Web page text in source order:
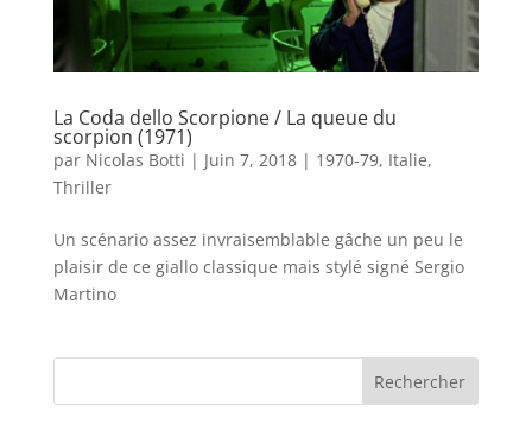
La Coda dello Scorpione / La queue du
scorpion (1971)
par Nicolas Botti | Juin 7, 2018| 1970-79, Italie,
Thriller
Un scénario assez invraisemblable gâche un peu le
plaisir de ce giallo classique mais stylé signé Sergio
Martino